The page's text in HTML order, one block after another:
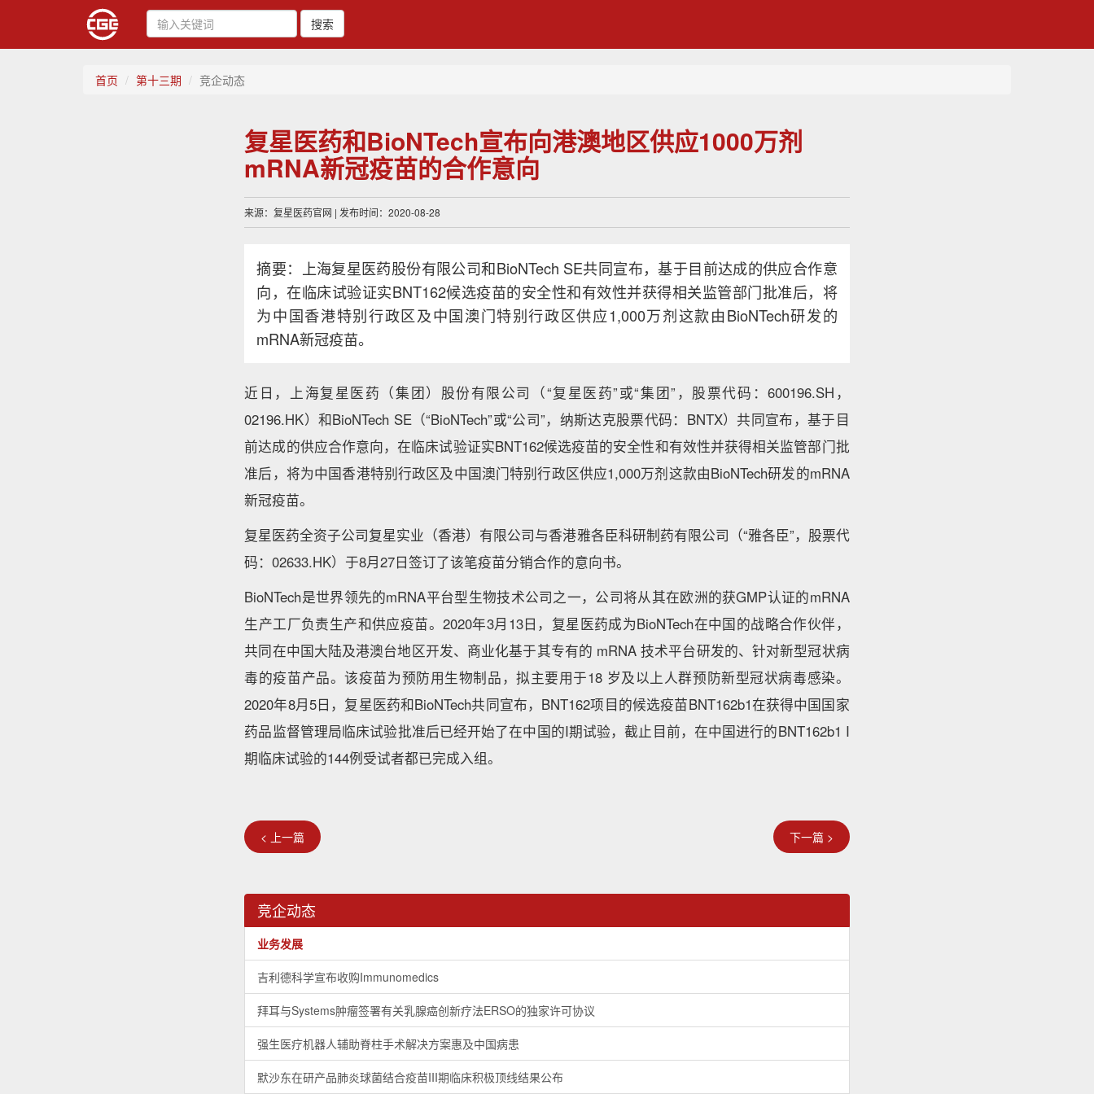
搜索
首页 第十三期 竞企动态
复星医药和BioNTech宣布向港澳地区供应1000万剂
mRNA新冠疫苗的合作意向
来源：复星医药官网 | 发布时间：2020-08-28
摘要：上海复星医药股份有限公司和BioNTech SE共同宣布，基于目前达成的供应合作意
向，在临床试验证实BNT162候选疫苗的安全性和有效性并获得相关监管部门批准后，将
为中国香港特别行政区及中国澳门特别行政区供应1,000万剂这款由BioNTech研发的
mRNA新冠疫苗。
近日，上海复星医药（集团）股份有限公司（“复星医药”或“集团”，股票代码：600196.SH，
02196.HK）和BioNTech SE（“BioNTech”或“公司”，纳斯达克股票代码：BNTX）共同宣布，基于目
前达成的供应合作意向，在临床试验证实BNT162候选疫苗的安全性和有效性并获得相关监管部门批
准后，将为中国香港特别行政区及中国澳门特别行政区供应1,000万剂这款由BioNTech研发的mRNA
新冠疫苗。
复星医药全资子公司复星实业（香港）有限公司与香港雅各臣科研制药有限公司（“雅各臣”，股票代
码：02633.HK）于8月27日签订了该笔疫苗分销合作的意向书。
BioNTech是世界领先的mRNA平台型生物技术公司之一，公司将从其在欧洲的获GMP认证的mRNA
生产工厂负责生产和供应疫苗。2020年3月13日，复星医药成为BioNTech在中国的战略合作伙伴，
共同在中国大陆及港澳台地区开发、商业化基于其专有的 mRNA 技术平台研发的、针对新型冠状病
毒的疫苗产品。该疫苗为预防用生物制品，拟主要用于18 岁及以上人群预防新型冠状病毒感染。
2020年8月5日，复星医药和BioNTech共同宣布，BNT162项目的候选疫苗BNT162b1在获得中国国家
药品监督管理局临床试验批准后已经开始了在中国的I期试验，截止目前，在中国进行的BNT162b1 I
期临床试验的144例受试者都已完成入组。
< 上一篇 下一篇 >
竞企动态
业务发展
吉利德科学宣布收购Immunomedics
拜耳与Systems肿瘤签署有关乳腺癌创新疗法ERSO的独家许可协议
强生医疗机器人辅助脊柱手术解决方案惠及中国病患
默沙东在研产品肺炎球菌结合疫苗III期临床积极顶线结果公布